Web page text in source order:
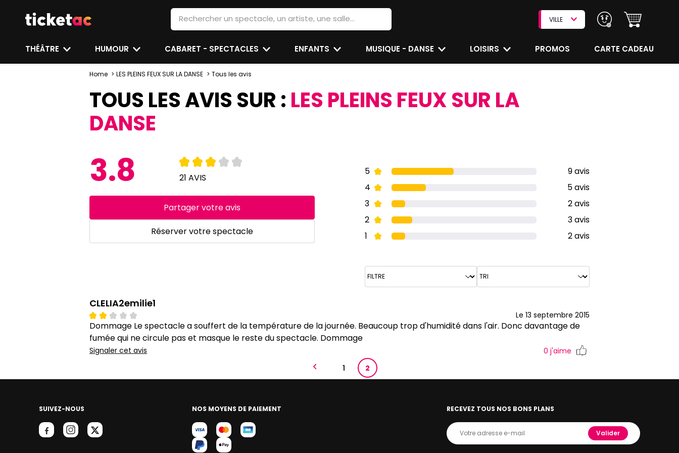
VILLE
THÉÂTRE HUMOUR CABARET - SPECTACLES ENFANTS MUSIQUE - DANSE LOISIRS PROMOS CARTE CADEAU
Home LES PLEINS FEUX SUR LA DANSE Tous les avis
TOUS LES AVIS SUR : LES PLEINS FEUX SUR LA
DANSE
3.8 21 AVIS
Réserver votre spectacle
Partager votre avis
5
9 avis
4
5 avis
3
2 avis
2
3 avis
1
2 avis
CLELIA2emilie1
Le 13 septembre 2015
Dommage Le spectacle a souffert de la température de la journée. Beaucoup trop d'humidité dans l'air. Donc davantage de
fumée qui ne circule pas et masque le reste du spectacle. Dommage
Signaler cet avis 0 j'aime
1
2
SUIVEZ-NOUS NOS MOYENS DE PAIEMENT RECEVEZ TOUS NOS BONS PLANS
Valider